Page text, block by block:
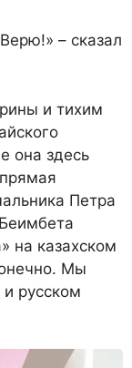
– сказал
и тихим
она здесь
Петра
на казахском
Мы
русском